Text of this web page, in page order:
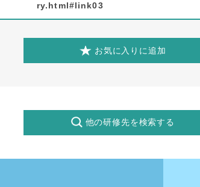
ry.html#link03
お気に入りに追加
他の研修先を検索する